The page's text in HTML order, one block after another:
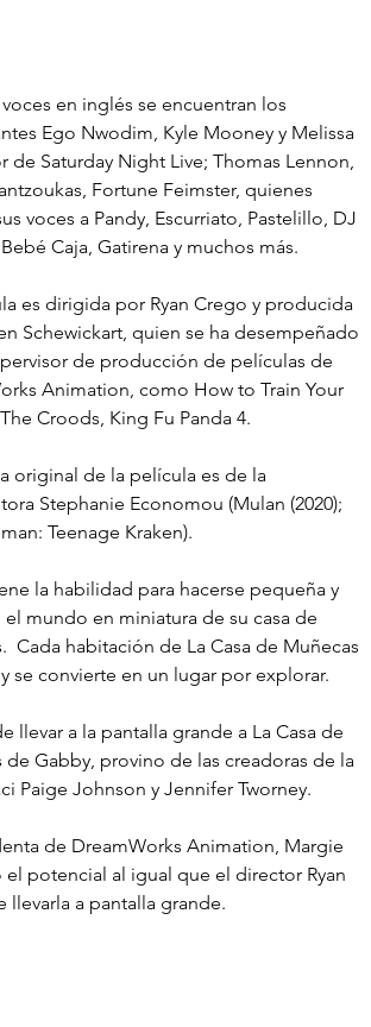
voces en inglés se encuentran los
Ego Nwodim, Kyle Mooney y Melissa
de Saturday Night Live; Thomas Lennon,
Fortune Feimster, quienes
voces a Pandy, Escurriato, Pastelillo, DJ
Caja, Gatirena y muchos más.
es dirigida por Ryan Crego y producida
Schewickart, quien se ha desempeñado
de producción de películas de
Animation, como How to Train Your
Croods, King Fu Panda 4.
original de la película es de la
Stephanie Economou (Mulan (2020);
Teenage Kraken).
la habilidad para hacerse pequeña y
el mundo en miniatura de su casa de
Cada habitación de La Casa de Muñecas
se convierte en un lugar por explorar.
llevar a la pantalla grande a La Casa de
de Gabby, provino de las creadoras de la
Paige Johnson y Jennifer Tworney.
de DreamWorks Animation, Margie
el potencial al igual que el director Ryan
llevarla a pantalla grande.